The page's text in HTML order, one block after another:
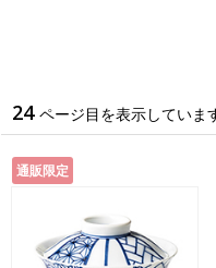
24 ページ目を表示していま
通販限定